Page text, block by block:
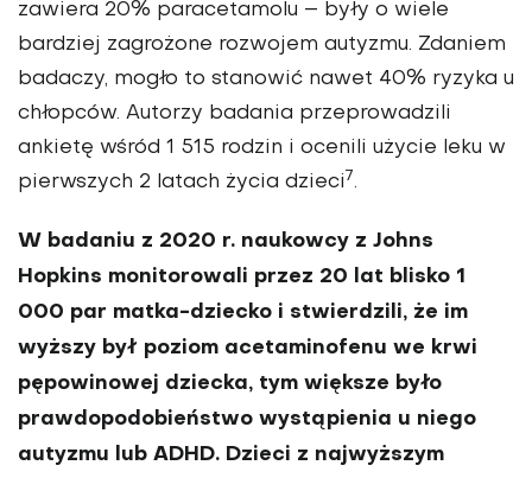
zawiera 20% paracetamolu – były o wiele
bardziej zagrożone rozwojem autyzmu. Zdaniem
badaczy, mogło to stanowić nawet 40% ryzyka u
chłopców. Autorzy badania przeprowadzili
ankietę wśród 1 515 rodzin i ocenili użycie leku w
pierwszych 2 latach życia dzieci 7.
W badaniu z 2020 r. naukowcy z Johns
Hopkins monitorowali przez 20 lat blisko 1
000 par matka-dziecko i stwierdzili, że im
wyższy był poziom acetaminofenu we krwi
pępowinowej dziecka, tym większe było
prawdopodobieństwo wystąpienia u niego
autyzmu lub ADHD. Dzieci z najwyższym